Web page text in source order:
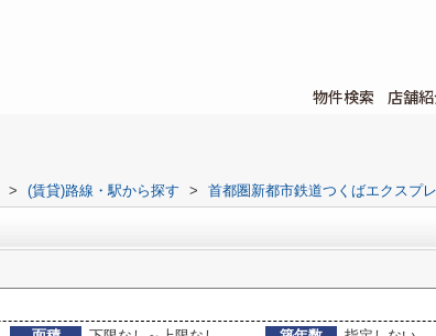
物件検索 店舗
> (賃貸)路線・駅から探す > 首都圏新都市鉄道つくばエクスプ